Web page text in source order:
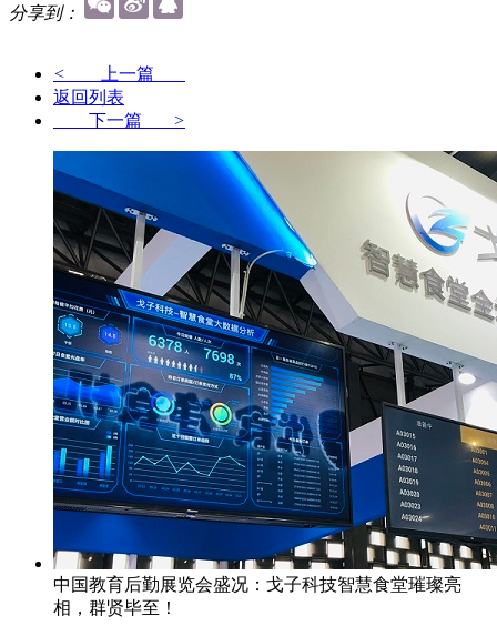
分享到：
< 上一篇
返回列表
下一篇 >
中国教育后勤展览会盛况：戈子科技智慧食堂璀璨亮
相，群贤毕至！